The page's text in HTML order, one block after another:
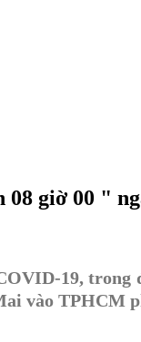
giờ 00 "
19,
vào TPHCM